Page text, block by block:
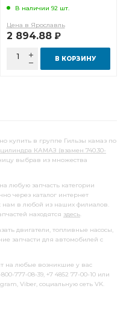
В наличии 92 шт.
Цена в Ярославль
2 894.88 Р
В КОРЗИНУ
купить в группе Гильзы камаз по
цилиндра КАМАЗ (взамен 740.30-
выбрав из множества
любую запчасть категории
через каталог интернет
нам в любой из наших филиалов.
находятся здесь.
двигатели, топливные насосы,
запчасти для автомобилей с
на любые возникшие у вас
777-08-39, +7 4852 77-00-10 или
Viber, социальную сеть VK.